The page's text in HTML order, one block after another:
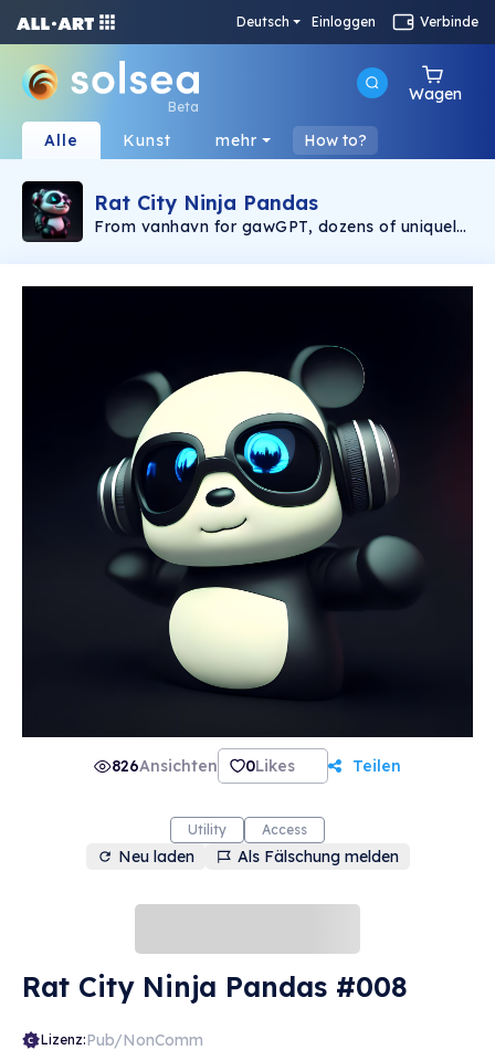
Deutsch Einloggen Verbinde
Beta
Wagen
Alle Kunst mehr How to?
Rat City Ninja Pandas
From vanhavn for gawGPT, dozens of uniquely
826Ansichten 0Likes Teilen
Utility Access
Neu laden Als Fälschung melden
Rat City Ninja Pandas #008
Lizenz:Pub/NonComm